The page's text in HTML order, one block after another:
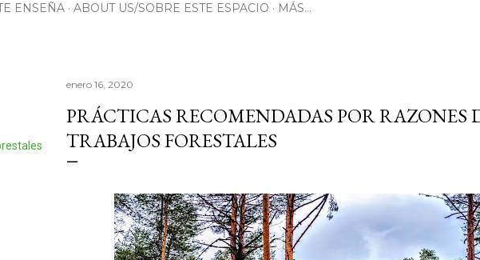
ENSEÑA ABOUT US/SOBRE ESTE ESPACIO MÁS…
enero 16, 2020
PRÁCTICAS RECOMENDADAS POR RAZONES
TRABAJOS FORESTALES